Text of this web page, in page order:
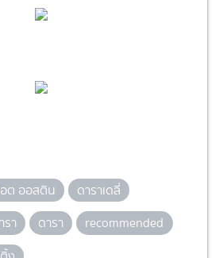
ต ออสติน
ดาราเดลี่
รา ดารา
recommended